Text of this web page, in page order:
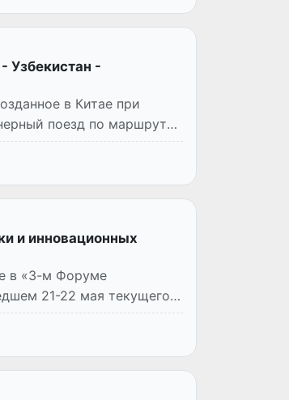
Узбекистан -
в Китае при
поезд по маршруту
и инновационных
в «3-м Форуме
21-22 мая текущего